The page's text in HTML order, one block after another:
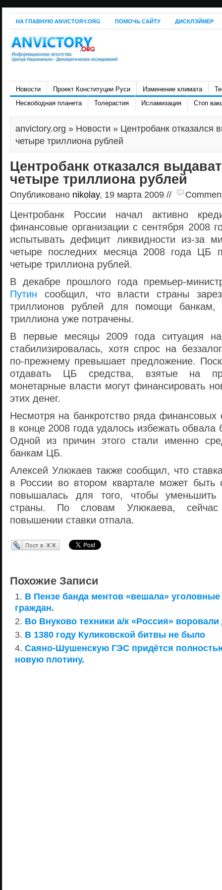
НА ГЛАВНУЮ ANVICTORY.ORG ПОМОЧЬ САЙТУ ДИСКЛЭЙМЕР
Новости Проект Конституции Руси Изменение климата
Несвободная планета
Толерастия Исламизация Стоп
anvictory.org » Новости » Центробанк отказался
четыре триллиона рублей
Центробанк отказался
четыре триллиона рублей
Опубликовано nikolay, 19 марта 2009 //
Центробанк России начал активно
финансовые организации с сентября 2008
испытывать дефицит ликвидности из-за
четыре последних месяца 2008 года ЦБ
четыре триллиона рублей.
В декабре прошлого года премьер-
Путин сообщил, что власти страны
триллионов рублей для помощи банкам,
триллиона уже потрачены.
В первые месяцы 2009 года ситуация
стабилизировалась, хотя спрос на
по-прежнему превышает предложение.
отдавать ЦБ средства, взятые на
монетарные власти могут финансировать
этих денег.
Несмотря на банкротство ряда финансовых
в конце 2008 года удалось избежать обвала
Одной из причин этого стали именно
банкам ЦБ.
Алексей Улюкаев также сообщил, что
в России во втором квартале может быть
повышалась для того, чтобы уменьшить
страны. По словам Улюкаева, сейчас
повышении ставки отпала.
Перепост в ЖЖ
Похожие Записи
В Пензе банда ментов «вешала»
граждан.
Во Внуково техники а/к «Россия»
В 1380 году Куликовской битвы не было
Саяно-Шушенскую ГЭС придётся
новую плотину.